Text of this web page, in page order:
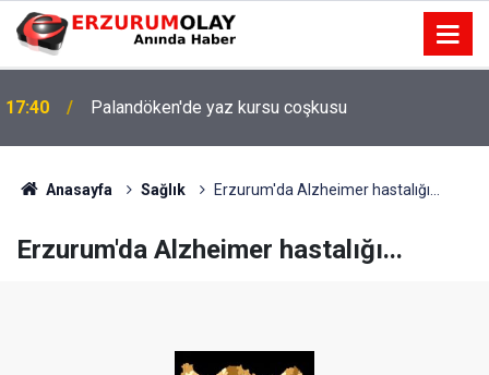
17:40 Palandöken'de yaz kursu coşkusu
Anasayfa Sağlık Erzurum'da Alzheimer hastalığı...
Erzurum'da Alzheimer hastalığı...